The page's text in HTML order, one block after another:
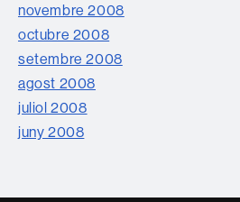
novembre 2008
octubre 2008
setembre 2008
agost 2008
juliol 2008
juny 2008